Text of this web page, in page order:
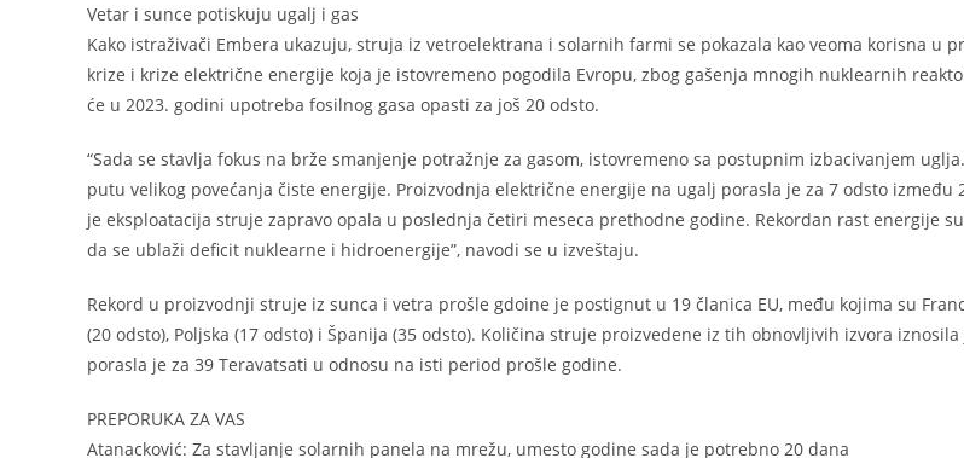
Vetar i sunce potiskuju ugalj i gas
Kako istraživači Embera ukazuju, struja iz vetroelektrana i solarnih farmi se pokazala kao veoma korisna u
krize i krize električne energije koja je istovremeno pogodila Evropu, zbog gašenja mnogih nuklearnih
će u 2023. godini upotreba fosilnog gasa opasti za još 20 odsto.
“Sada se stavlja fokus na brže smanjenje potražnje za gasom, istovremeno sa postupnim izbacivanjem
putu velikog povećanja čiste energije. Proizvodnja električne energije na ugalj porasla je za 7 odsto između
je eksploatacija struje zapravo opala u poslednja četiri meseca prethodne godine. Rekordan rast energije
da se ublaži deficit nuklearne i hidroenergije”, navodi se u izveštaju.
Rekord u proizvodnji struje iz sunca i vetra prošle gdoine je postignut u 19 članica EU, među kojima su
(20 odsto), Poljska (17 odsto) i Španija (35 odsto). Količina struje proizvedene iz tih obnovljivih izvora
porasla je za 39 Teravatsati u odnosu na isti period prošle godine.
PREPORUKA ZA VAS
Atanacković: Za stavljanje solarnih panela na mrežu, umesto godine sada je potrebno 20 dana